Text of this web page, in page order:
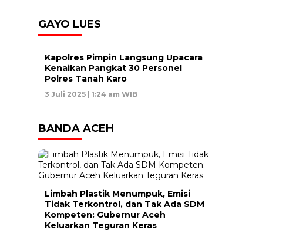
GAYO LUES
Kapolres Pimpin Langsung Upacara
Kenaikan Pangkat 30 Personel
Polres Tanah Karo
3 Juli 2025 | 1:24 am WIB
BANDA ACEH
Limbah Plastik Menumpuk, Emisi
Tidak Terkontrol, dan Tak Ada SDM
Kompeten: Gubernur Aceh
Keluarkan Teguran Keras